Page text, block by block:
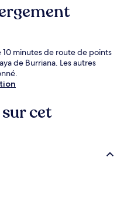
10 minutes de route de points
de Burriana. Les autres
cet